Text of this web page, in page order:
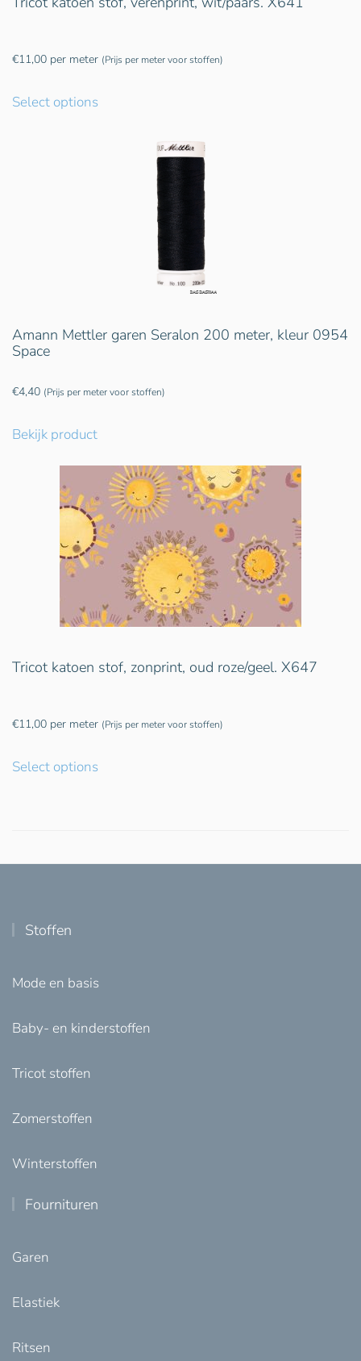
€11,00 per meter (Prijs per meter voor stoffen)
Select options
Amann Mettler garen Seralon 200 meter, kleur 0954
Space
€4,40 (Prijs per meter voor stoffen)
Bekijk product
Tricot katoen stof, zonprint, oud roze/geel. X647
€11,00 per meter (Prijs per meter voor stoffen)
Select options
Stoffen
Mode en basis
Baby- en kinderstoffen
Tricot stoffen
Zomerstoffen
Winterstoffen
Fournituren
Garen
Elastiek
Ritsen